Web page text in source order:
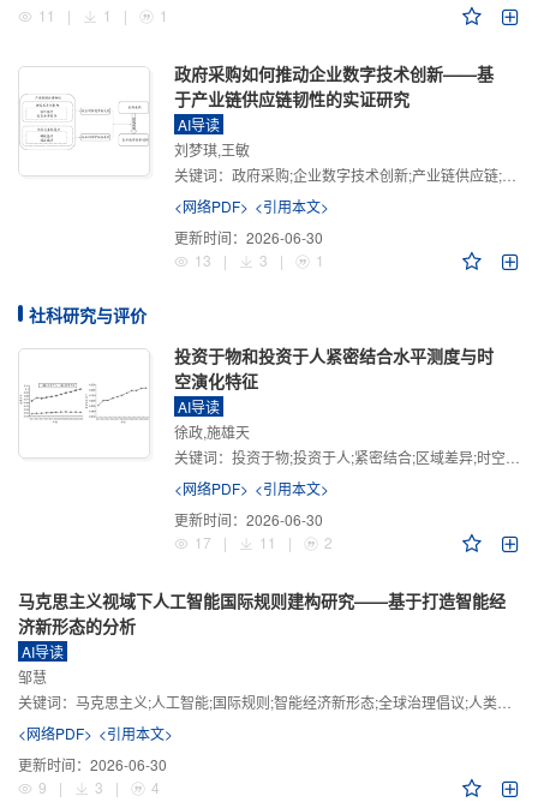
11
| 1 | 1
政府采购如何推动企业数字技术创新——基
于产业链供应链韧性的实证研究
AI导读
刘梦琪,王敏
关键词： 政府采购;企业数字技术创新;产业链供应链;产业链供应链韧性;需求侧财政政策
<网络PDF> <引用本文>
更新时间： 2026-06-30
13
| 3 | 1
社科研究与评价
投资于物和投资于人紧密结合水平测度与时
空演化特征
AI导读
徐政,施雄天
关键词： 投资于物;投资于人;紧密结合;区域差异;时空演化
<网络PDF> <引用本文>
更新时间： 2026-06-30
17
| 11 | 2
马克思主义视域下人工智能国际规则建构研究——基于打造智能经
济新形态的分析
AI导读
邹慧
关键词： 马克思主义;人工智能;国际规则;智能经济新形态;全球治理倡议;人类命运共同体
<网络PDF> <引用本文>
更新时间： 2026-06-30
9
| 3 | 4